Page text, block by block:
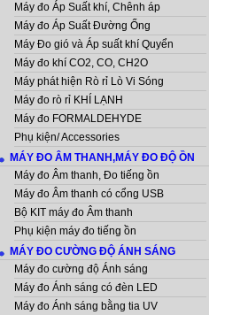
Máy đo Áp Suất khí, Chênh áp
Máy đo Áp Suất Đường Ống
Máy Đo gió và Áp suất khí Quyển
Máy đo khí CO2, CO, CH2O
Máy phát hiện Rò rỉ Lò Vi Sóng
Máy đo rò rỉ KHÍ LẠNH
Máy đo FORMALDEHYDE
Phụ kiện/ Accessories
MÁY ĐO ÂM THANH,MÁY ĐO ĐỘ ỒN
Máy đo Âm thanh, Đo tiếng ồn
Máy đo Âm thanh có cổng USB
Bộ KIT máy đo Âm thanh
Phụ kiện máy đo tiếng ồn
MÁY ĐO CƯỜNG ĐỘ ÁNH SÁNG
Máy đo cường độ Ánh sáng
Máy đo Ánh sáng có đèn LED
Máy đo Ánh sáng bằng tia UV